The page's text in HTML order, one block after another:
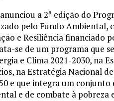
a 2ª edição do
pelo Fundo Ambiental,
e Resiliência financiado
se de um programa que
e Clima 2021-2030, na
na Estratégia Nacional
e que integra um
e de combate à pobreza